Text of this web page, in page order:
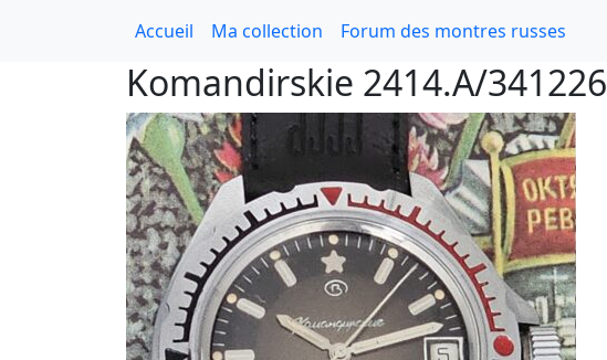
Accueil Ma collection Forum des montres russes
Komandirskie 2414.A/341226